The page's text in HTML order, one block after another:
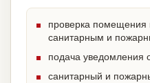
проверка помещения
санитарным и
подача уведомления
санитарный и